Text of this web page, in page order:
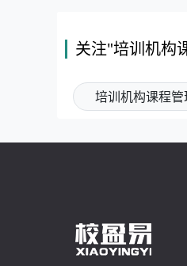
关注"培训机构
培训机构课程